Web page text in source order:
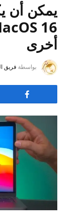
يمكن أن
أخرى
بواسطة فريق